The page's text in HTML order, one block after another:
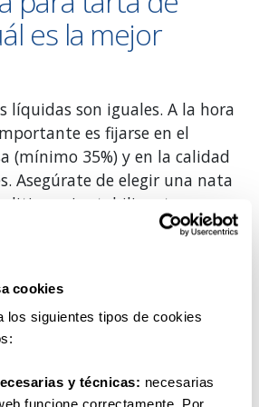
cookies
los siguientes tipos de cookies
y técnicas: necesarias
es la mejor
líquidas son iguales. A la hora
es fijarse en el
(mínimo 35%) y en la calidad
Asegúrate de elegir una nata
ni estabilizantes
estos pueden alterar tanto el
Asturiana, nuestra nata
está elaborada únicamente
sin añadidos artificiales ni
te permite tener el